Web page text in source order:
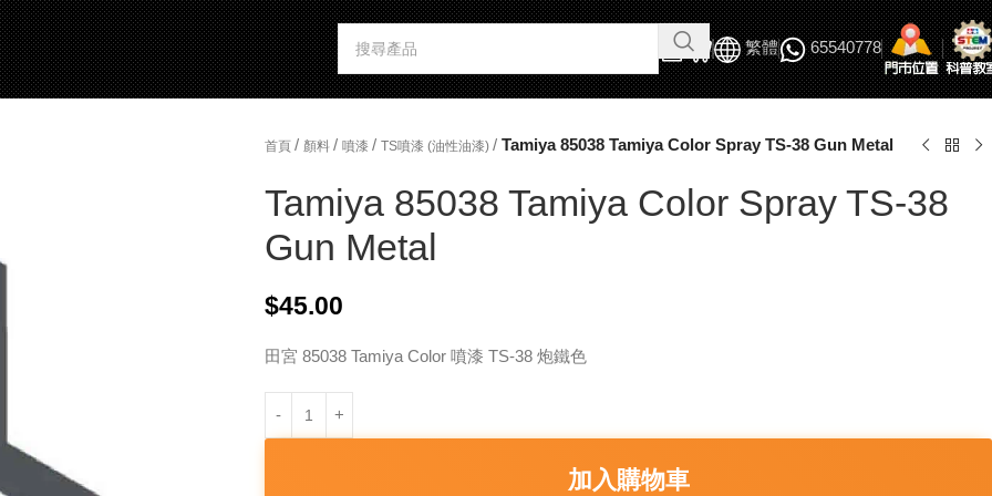
繁體 65540778
首頁 / 顏料 / 噴漆 / TS噴漆 (油性油漆) / Tamiya 85038 Tamiya Color Spray TS-38 Gun Metal
Tamiya 85038 Tamiya Color Spray TS-38
Gun Metal
$45.00
田宮 85038 Tamiya Color 噴漆 TS-38 炮鐵色
加入購物車